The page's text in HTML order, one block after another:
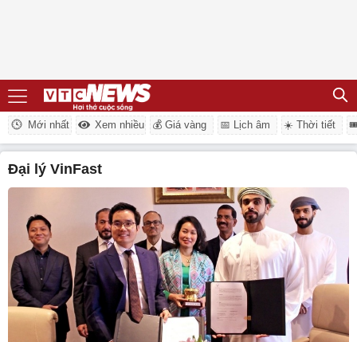
Mới nhất Xem nhiều 💰 Giá vàng 📅 Lịch âm ☀️ Thời tiết
Đại lý VinFast